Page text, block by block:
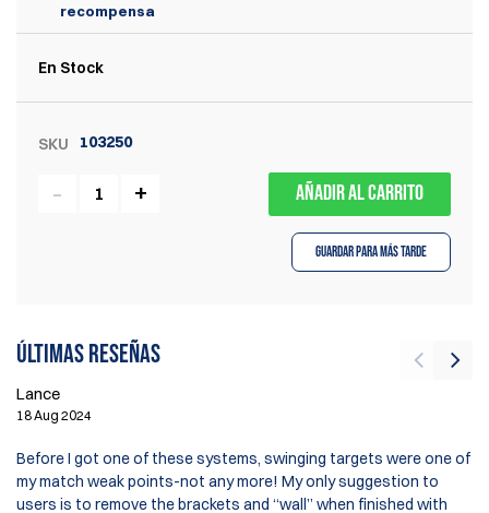
recompensa
En Stock
SKU 103250
AÑADIR AL CARRITO
Guardar para más tarde
Últimas reseñas
Lance
18 Aug 2024
Before I got one of these systems, swinging targets were one of
my match weak points-not any more! My only suggestion to
users is to remove the brackets and “wall” when finished with